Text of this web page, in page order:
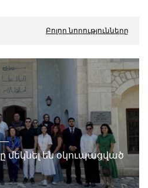
Բոլոր նորությունները
մեկնել են օկուպացված